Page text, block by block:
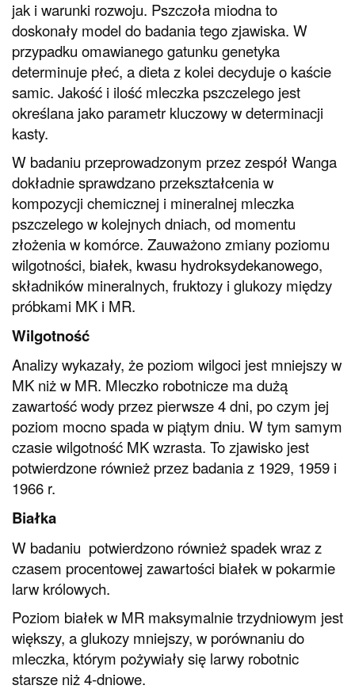
jak i warunki rozwoju. Pszczoła miodna to
doskonały model do badania tego zjawiska. W
przypadku omawianego gatunku genetyka
determinuje płeć, a dieta z kolei decyduje o kaście
samic. Jakość i ilość mleczka pszczelego jest
określana jako parametr kluczowy w determinacji
kasty.
W badaniu przeprowadzonym przez zespół Wanga
dokładnie sprawdzano przekształcenia w
kompozycji chemicznej i mineralnej mleczka
pszczelego w kolejnych dniach, od momentu
złożenia w komórce. Zauważono zmiany poziomu
wilgotności, białek, kwasu hydroksydekanowego,
składników mineralnych, fruktozy i glukozy między
próbkami MK i MR.
Wilgotność
Analizy wykazały, że poziom wilgoci jest mniejszy w
MK niż w MR. Mleczko robotnicze ma dużą
zawartość wody przez pierwsze 4 dni, po czym jej
poziom mocno spada w piątym dniu. W tym samym
czasie wilgotność MK wzrasta. To zjawisko jest
potwierdzone również przez badania z 1929, 1959 i
1966 r.
Białka
W badaniu potwierdzono również spadek wraz z
czasem procentowej zawartości białek w pokarmie
larw królowych.
Poziom białek w MR maksymalnie trzydniowym jest
większy, a glukozy mniejszy, w porównaniu do
mleczka, którym pożywiały się larwy robotnic
starsze niż 4-dniowe.